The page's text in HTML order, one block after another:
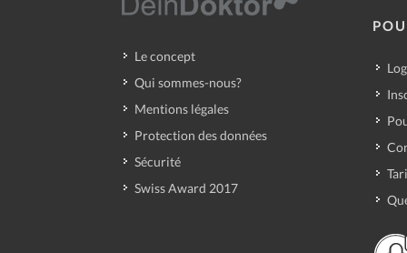
Le concept
Qui sommes-nous?
Mentions légales
Protection des données
Sécurité
Swiss Award 2017